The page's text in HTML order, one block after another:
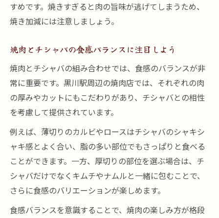
すめです。焼きすぎると肉の旨味が逃げてしまうため、
焼き加減には注意しましょう。
焼肉とチシャバの食感バランスに注目しよう
焼肉とチシャバの組み合わせでは、食感のバランスが非
常に重要です。黒川駅周辺の焼肉店では、それぞれの肉
の厚みやカットにもこだわりがあり、チシャバとの相性
を考慮して提供されています。
例えば、薄切りのカルビやロースはチシャバのシャキシ
ャキ感とよく合い、脂の多い部位でもさっぱりと食べる
ことができます。一方、厚切りの部位を選ぶ場合は、チ
シャバだけでなくキムチやナムルと一緒に包むことで、
さらに食感のバリエーションが楽しめます。
食感バランスを意識することで、焼肉の楽しみ方が格段